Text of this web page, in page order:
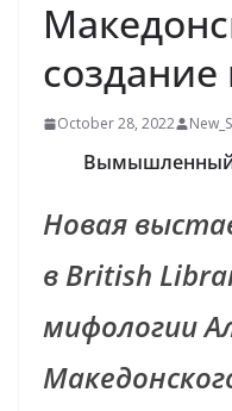
October 28, 2022
Вымышленный
Новая
в British
мифологии